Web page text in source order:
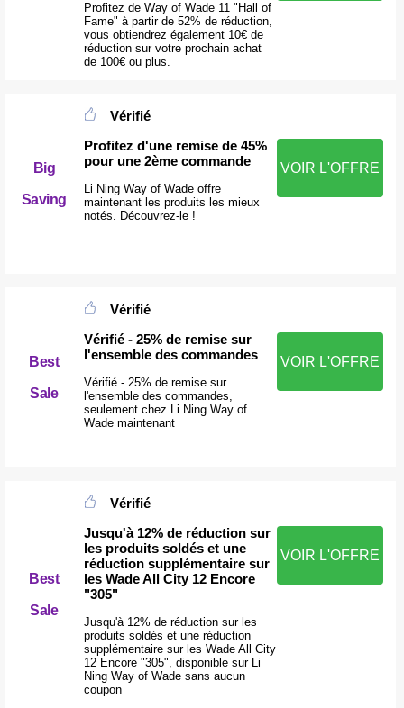
Profitez de Way of Wade 11 "Hall of
Fame" à partir de 52% de réduction,
vous obtiendrez également 10€ de
réduction sur votre prochain achat
de 100€ ou plus.
Big
Saving
Vérifié
Profitez d'une remise de 45%
pour une 2ème commande
Li Ning Way of Wade offre
maintenant les produits les mieux
notés. Découvrez-le !
VOIR L'OFFRE
Best
Sale
Vérifié
Vérifié - 25% de remise sur
l'ensemble des commandes
Vérifié - 25% de remise sur
l'ensemble des commandes,
seulement chez Li Ning Way of
Wade maintenant
VOIR L'OFFRE
Best
Sale
Vérifié
Jusqu'à 12% de réduction sur
les produits soldés et une
réduction supplémentaire sur
les Wade All City 12 Encore
"305"
Jusqu'à 12% de réduction sur les
produits soldés et une réduction
supplémentaire sur les Wade All City
12 Encore "305", disponible sur Li
Ning Way of Wade sans aucun
coupon
VOIR L'OFFRE